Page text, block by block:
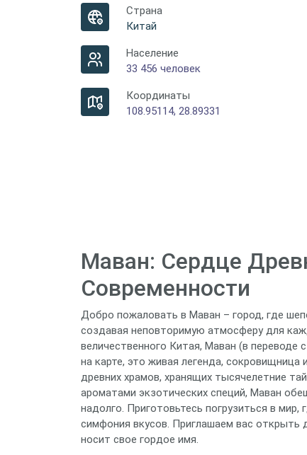
Страна
Китай
Население
33 456 человек
Координаты
108.95114, 28.89331
Маван: Сердце
Современности
Добро пожаловать в Маван – город, где
создавая неповторимую атмосферу для
величественного Китая, Маван (в
на карте, это живая легенда,
древних храмов, хранящих тысячелетние
ароматами экзотических специй, Маван
надолго. Приготовьтесь погрузиться в
симфония вкусов. Приглашаем вас открыть
носит свое гордое имя.